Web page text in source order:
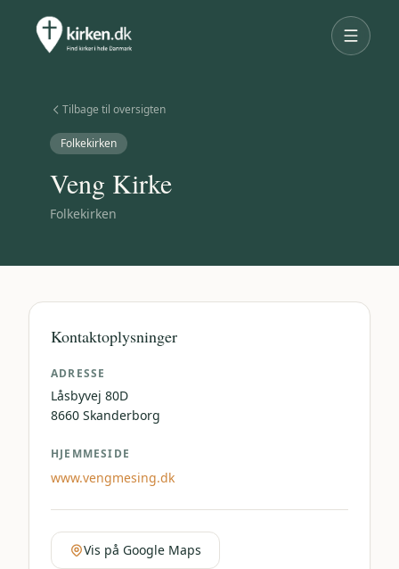
Tilbage til oversigten
Folkekirken
Veng Kirke
Folkekirken
Kontaktoplysninger
ADRESSE
Låsbyvej 80D
8660 Skanderborg
HJEMMESIDE
www.vengmesing.dk
Vis på Google Maps